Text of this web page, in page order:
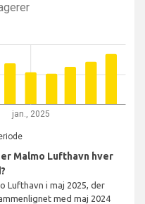
jan., 2025
Malmo Lufthavn hver
Lufthavn i maj 2025, der
med maj 2024